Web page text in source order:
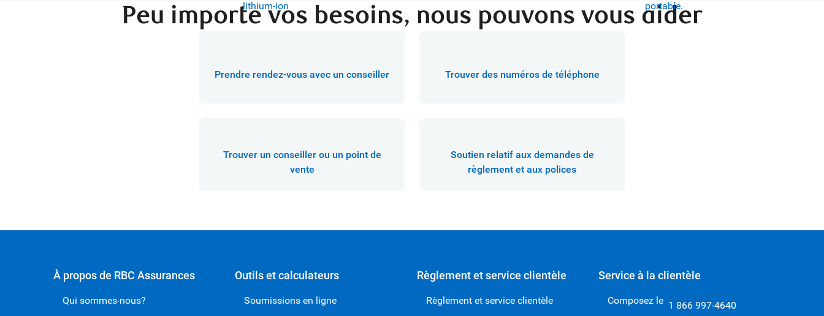
Peu importe vos besoins, nous pouvons vous aider
Prendre rendez-vous avec un conseiller Trouver des numéros de téléphone
Trouver un conseiller ou un point de
vente
Soutien relatif aux demandes de
règlement et aux polices
À propos de RBC Assurances
Qui sommes-nous?
Outils et calculateurs
Soumissions en ligne
Règlement et service clientèle
Règlement et service clientèle
Service à la clientèle
Composez le 1 866 997-4640